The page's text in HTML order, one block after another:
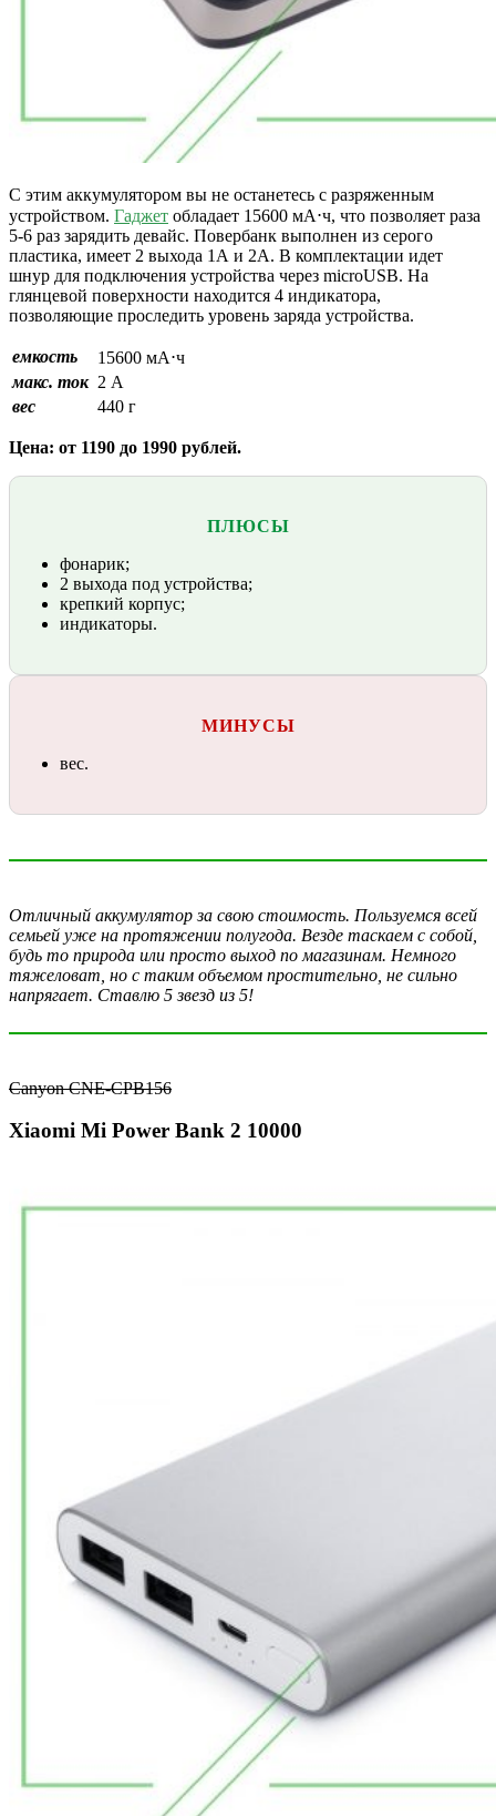
С этим аккумулятором вы не останетесь с разряженным
устройством. Гаджет обладает 15600 мА⋅ч, что позволяет раза
5-6 раз зарядить девайс. Повербанк выполнен из серого
пластика, имеет 2 выхода 1А и 2А. В комплектации идет
шнур для подключения устройства через microUSB. На
глянцевой поверхности находится 4 индикатора,
позволяющие проследить уровень заряда устройства.
емкость
15600 мА⋅ч
макс. ток 2 А
вес
440 г
Цена: от 1190 до 1990 рублей.
ПЛЮСЫ
фонарик;
2 выхода под устройства;
крепкий корпус;
индикаторы.
МИНУСЫ
вес.
Отличный аккумулятор за свою стоимость. Пользуемся всей
семьей уже на протяжении полугода. Везде таскаем с собой,
будь то природа или просто выход по магазинам. Немного
тяжеловат, но с таким объемом простительно, не сильно
напрягает. Ставлю 5 звезд из 5!
Canyon CNE-CPB156
Xiaomi Mi Power Bank 2 10000